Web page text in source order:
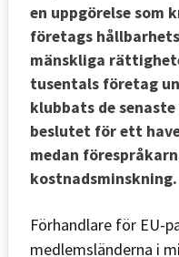
en uppgörelse som
företags
mänskliga
tusentals företag
klubbats de
beslutet för ett
medan
kostnadsminskning.
Förhandlare för EU-
medlemsländerna i